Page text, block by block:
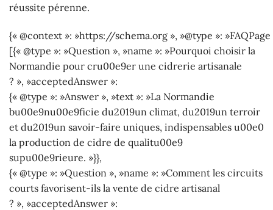
réussite pérenne.
{« @context »: »https://schema.org », »@type »:
[{« @type »: »Question », »name »: »Pourquoi choisir la
Normandie pour cru00e9er une cidrerie artisanale
? », »acceptedAnswer »:
{« @type »: »Answer », »text »: »La Normandie
bu00e9nu00e9ficie du2019un climat, du2019un terroir
et du2019un savoir-faire uniques, indispensables u00e0
la production de cidre de qualitu00e9
supu00e9rieure. »}},
{« @type »: »Question », »name »: »Comment les circuits
courts favorisent-ils la vente de cidre artisanal
? », »acceptedAnswer »: